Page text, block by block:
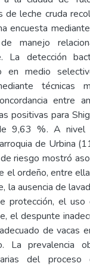
leche cruda
encuesta
manejo
La detección
en medio
técnicas
entre
positivas para
9,63 %. A nivel
de Urbina
riesgo mostró
el ordeño, entre
la ausencia de
protección, el uso
el despunte
de vacas
La prevalencia
del